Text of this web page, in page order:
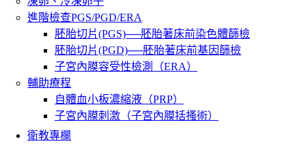
進階檢查PGS/PGD/ERA
胚胎切片(PGS)──胚胎著床前染色體篩檢
胚胎切片(PGD)──胚胎著床前基因篩檢
子宮內膜容受性檢測（ERA）
輔助療程
自體血小板濃縮液（PRP）
子宮內膜刺激（子宮內膜括搔術）
衛教專欄